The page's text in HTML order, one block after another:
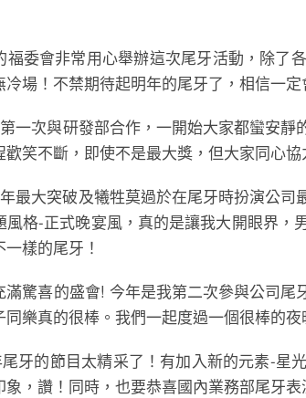
福委會非常用心舉辦這次尾牙活動，除了
場！不禁期待起明年的尾牙了，相信一定
一次與研發部合作，一開始大家都蠻安
笑不斷，即使不是最大獎，但大家同心協
最大突破及犧牲莫過於在尾牙時扮演公
風格-正式晚宴風，真的是讓我大開眼界
樣的尾牙！
滿驚喜的盛會! 今年是我第二次參與公司
樂真的很棒。我們一起度過一個很棒的
牙的節目太精采了！有加入新的元素-星
，讚！同時，也要恭喜國內業務部尾牙